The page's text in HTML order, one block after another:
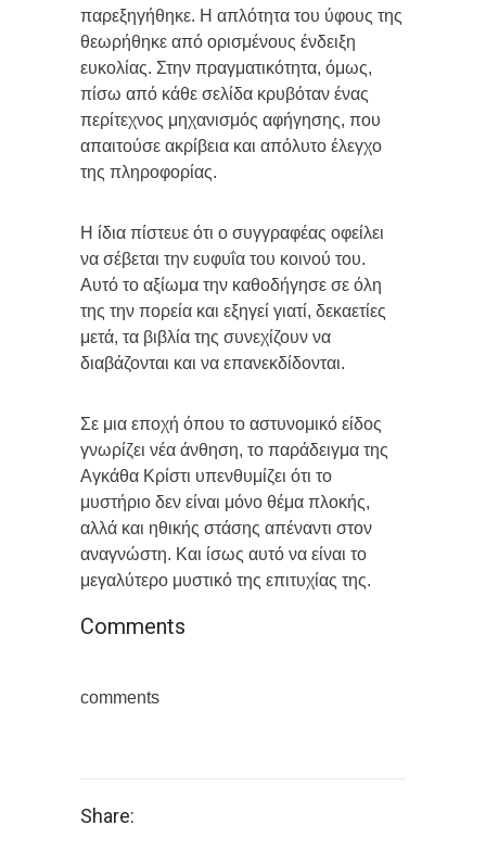
παρεξηγήθηκε. Η απλότητα του ύφους της
θεωρήθηκε από ορισμένους ένδειξη
ευκολίας. Στην πραγματικότητα, όμως,
πίσω από κάθε σελίδα κρυβόταν ένας
περίτεχνος μηχανισμός αφήγησης, που
απαιτούσε ακρίβεια και απόλυτο έλεγχο
της πληροφορίας.
Η ίδια πίστευε ότι ο συγγραφέας οφείλει
να σέβεται την ευφυΐα του κοινού του.
Αυτό το αξίωμα την καθοδήγησε σε όλη
της την πορεία και εξηγεί γιατί, δεκαετίες
μετά, τα βιβλία της συνεχίζουν να
διαβάζονται και να επανεκδίδονται.
Σε μια εποχή όπου το αστυνομικό είδος
γνωρίζει νέα άνθηση, το παράδειγμα της
Αγκάθα Κρίστι υπενθυμίζει ότι το
μυστήριο δεν είναι μόνο θέμα πλοκής,
αλλά και ηθικής στάσης απέναντι στον
αναγνώστη. Και ίσως αυτό να είναι το
μεγαλύτερο μυστικό της επιτυχίας της.
Comments
comments
Share: